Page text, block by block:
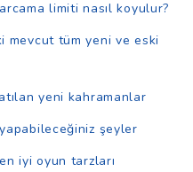
limiti nasıl koyulur?
mevcut tüm yeni ve eski
yeni kahramanlar
şeyler
iyi oyun tarzları